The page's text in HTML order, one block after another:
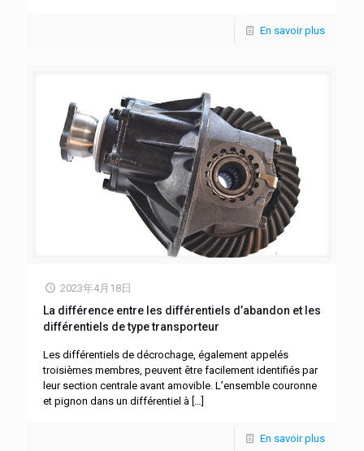
En savoir plus
2023年4月18日
La différence entre les différentiels d’abandon et les
différentiels de type transporteur
Les différentiels de décrochage, également appelés
troisièmes membres, peuvent être facilement identifiés par
leur section centrale avant amovible. L’ensemble couronne
et pignon dans un différentiel à
En savoir plus